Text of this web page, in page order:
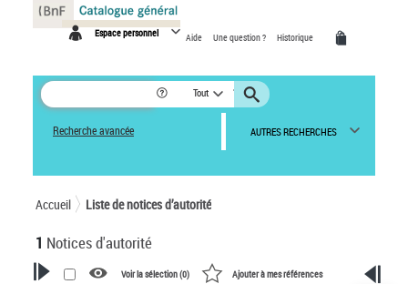
Espace personnel Aide Une question ? Historique
Tout
Recherche avancée AUTRES RECHERCHES
Accueil Liste de notices d’autorité
1 Notices d'autorité
Voir la sélection (0) Ajouter à mes références
Panneau de gestion des cookies